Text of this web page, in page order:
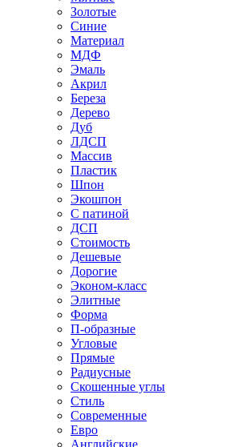
Золотые
Синие
Материал
МДФ
Эмаль
Акрил
Береза
Дерево
Дуб
ЛДСП
Массив
Пластик
Шпон
Экошпон
С патиной
ДСП
Стоимость
Дешевые
Дорогие
Эконом-класс
Элитные
Форма
П-образные
Угловые
Прямые
Радиусные
Скошенные углы
Стиль
Современные
Евро
Английские